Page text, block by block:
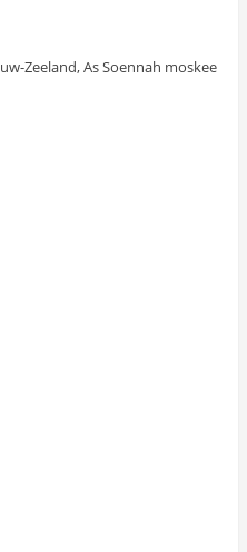
Zeeland, As Soennah moskee